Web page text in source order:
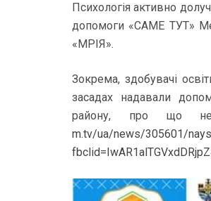
Психологія активно
допомоги «САМЕ ТУТ»
«МРІЯ».
Зокрема, здобувачі
засадах надавали
району, про що
m.tv/ua/news/305601/